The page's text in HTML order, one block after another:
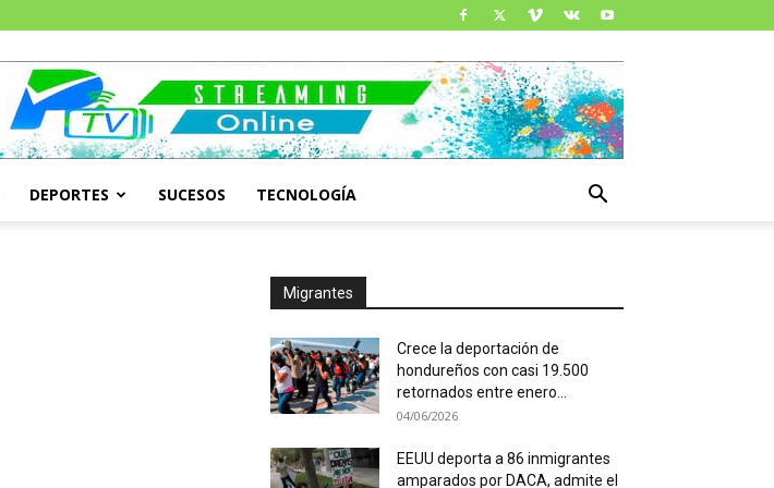
DEPORTES SUCESOS TECNOLOGÍA
Migrantes
Crece la deportación de
hondureños con casi 19.500
retornados entre enero...
04/06/2026
EEUU deporta a 86 inmigrantes
amparados por DACA, admite el